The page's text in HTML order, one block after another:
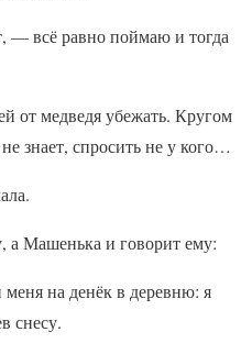
всё равно поймаю и тогда
от медведя убежать. Кругом
знает, спросить не у кого…
а Машенька и говорит ему:
на денёк в деревню: я
снесу.